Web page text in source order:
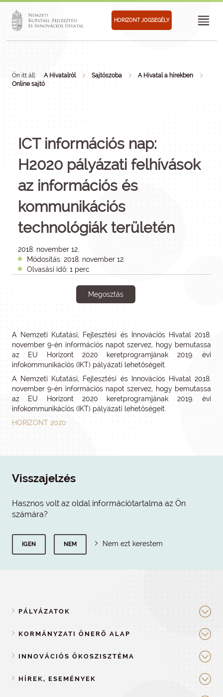
HORIZONT JOGSEGÉLY
Ön itt áll: A Hivatalról Sajtószoba
A Hivatal a hírekben
Online sajtó
ICT információs nap:
H2020 pályázati felhívások
az információs és
kommunikációs
technológiák területén
2018. november 12.
Módosítás: 2018. november 12.
Olvasási idő: 1 perc
Megosztás
A Nemzeti Kutatási, Fejlesztési és Innovációs Hivatal 2018.
november 9-én információs napot szervez, hogy bemutassa
az EU Horizont 2020 keretprogramjának 2019. évi
infokommunikációs (IKT) pályázati lehetőségeit.
A Nemzeti Kutatási, Fejlesztési és Innovációs Hivatal 2018.
november 9-én információs napot szervez, hogy bemutassa
az EU Horizont 2020 keretprogramjának 2019. évi
infokommunikációs (IKT) pályázati lehetőségeit.
HORIZONT 2020
Visszajelzés
Hasznos volt az oldal információtartalma az Ön
számára?
IGEN NEM Nem ezt kerestem
PÁLYÁZATOK
KORMÁNYZATI ÖNERŐ ALAP
INNOVÁCIÓS ÖKOSZISZTÉMA
HÍREK, ESEMÉNYEK